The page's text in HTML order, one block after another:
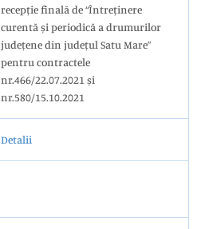
recepție finală de “Întreținere
curentă și periodică a drumurilor
județene din județul Satu Mare”
pentru contractele
nr.466/22.07.2021 și
nr.580/15.10.2021
Detalii